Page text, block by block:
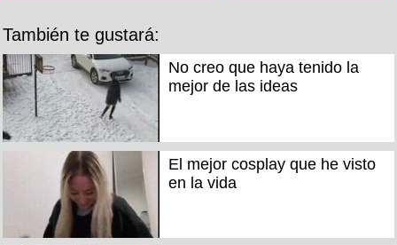
También te gustará:
No creo que haya tenido la
mejor de las ideas
El mejor cosplay que he visto
en la vida